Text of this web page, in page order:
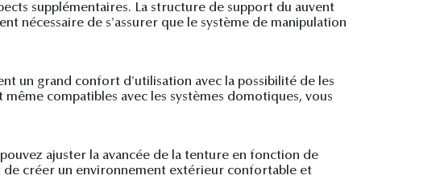
supplémentaires. La structure de support du auvent
nécessaire de s'assurer que le système de manipulation
un grand confort d'utilisation avec la possibilité de les
compatibles avec les systèmes domotiques, vous
ajuster la avancée de la tenture en fonction de
de créer un environnement extérieur confortable et